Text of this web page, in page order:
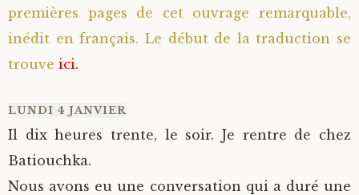
Sainte Matrone de Moscou
Staritsa Anastasia
Gerondissa Makrina (Vassopoulou)
Père Héliodore
premières pages de cet ouvrage remarquable,
inédit en français. Le début de la traduction se
trouve ici.
LUNDI 4 JANVIER
Il dix heures trente, le soir. Je rentre de chez
Batiouchka.
Nous avons eu une conversation qui a duré une